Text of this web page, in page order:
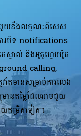
មួយនឹងលក្ខណៈពិសេស
ារបិទ notifications
ស្គាល់ និងអូតូហ្គេមម៉ូត
calling,
មានសម្រាប់ការលេង
ានតម្លៃដែលអាចជួយ
យកម្រិតទៀត។